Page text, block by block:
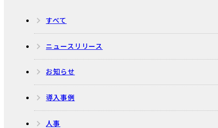
すべて
ニュースリリース
お知らせ
導入事例
人事